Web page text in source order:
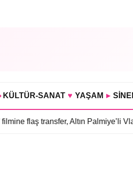
KÜLTÜR-SANAT ♥ YAŞAM ▸
Altın Palmiye’li Vlad Ivanov